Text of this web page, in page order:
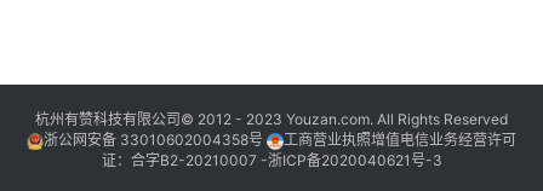
杭州有赞科技有限公司© 2012 - 2023 Youzan.com. All Rights Reserved
浙公网安备 33010602004358号
工商营业执照增值电信业务经营许可
证：合字B2-20210007 -浙ICP备2020040621号-3